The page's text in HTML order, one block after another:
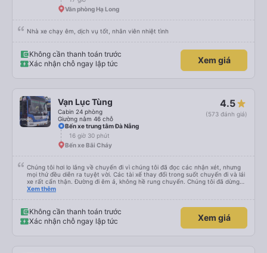
đăng ký. Nhân viên chuyên nghiệp, Nhiệt tình, mình đánh giá 4,5 sao cho cả
app Vexere và HK Busline và hãng sẽ ngày phát triển để mang lại trải
Văn phòng Hạ Long
Nhà xe chạy êm, dịch vụ tốt, nhân viên nhiệt tình
Không cần thanh toán trước
Xác nhận chỗ ngay lập tức
Xem giá
Vạn Lục Tùng
Cabin 24 phòng
Giường nằm 46 chỗ
4.5
(573 đánh giá)
Bến xe trung tâm Đà Nẵng
16 giờ 30 phút
Bến xe Bãi Cháy
Chúng tôi hơi lo lắng về chuyến đi vì chúng tôi đã đọc các nhận xét, nhưng
mọi thứ đều diễn ra tuyệt vời. Các tài xế thay đổi trong suốt chuyến đi và lái
xe rất cẩn thận. Đường đi êm ả, không hề rung chuyển. Chúng tôi đã dừng
đủ số lần để đi vệ sinh và dừng lại để ăn tối. Nhìn chung, ghế ngồi có thể hơi
Xem thêm
Không cần thanh toán trước
Xác nhận chỗ ngay lập tức
Xem giá